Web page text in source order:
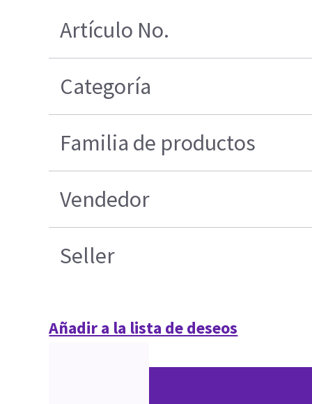
Artículo No.
Categoría
Familia de productos
Vendedor
Seller
Añadir a la lista de deseos